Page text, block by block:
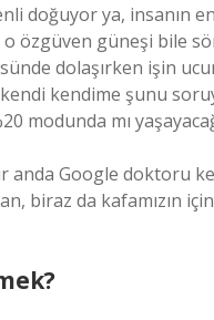
doğuyor ya, insanın
özgüven güneşi bile
dolaşırken işin
kendime şunu
modunda mı
anda Google doktoru
biraz da kafamızın